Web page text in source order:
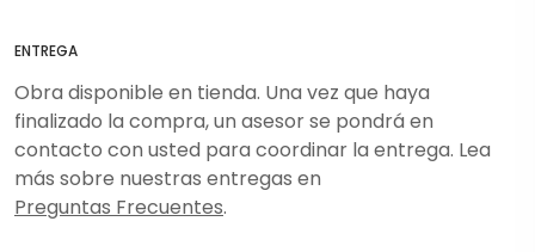
ENTREGA
Obra disponible en tienda. Una vez que haya
finalizado la compra, un asesor se pondrá en
contacto con usted para coordinar la entrega. Lea
más sobre nuestras entregas en
Preguntas Frecuentes.